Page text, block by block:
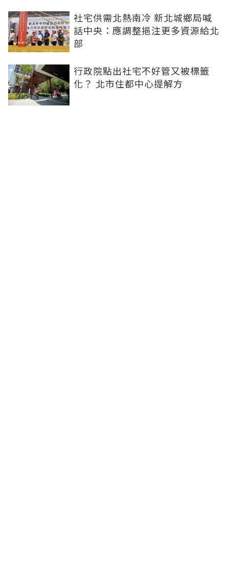
社宅供需北熱南冷 新北城鄉局喊
話中央：應調整挹注更多資源給北
部
行政院點出社宅不好管又被標籤
化？ 北市住都中心提解方